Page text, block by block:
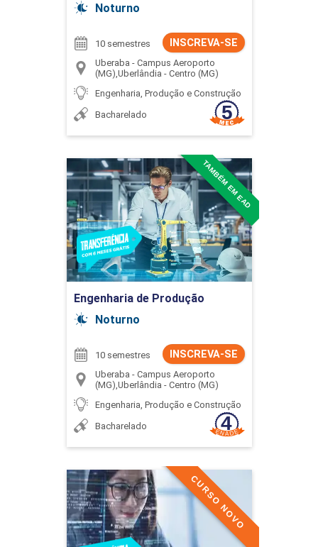
Noturno
INSCREVA-SE
10 semestres
Uberaba - Campus Aeroporto
(MG),Uberlândia - Centro (MG)
Engenharia, Produção e Construção
Bacharelado
Engenharia de Produção
Noturno
TAMBÉM EM EAD
INSCREVA-SE
10 semestres
Uberaba - Campus Aeroporto
(MG),Uberlândia - Centro (MG)
Engenharia, Produção e Construção
Bacharelado
Engenharia de Produção
Detalhes do curso
Ir para Inscrição
CURSO NOVO
Engenharia de Software
Detalhes do curso